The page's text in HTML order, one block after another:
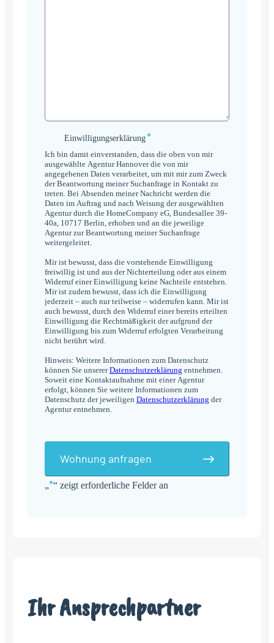
„*“ zeigt erforderliche Felder an
Einwilligungserklärung
Einwilligungserklärung*
Ich bin damit einverstanden, dass die oben von mir
ausgewählte Agentur Hannover die von mir
angegebenen Daten verarbeitet, um mit mir zum Zweck
der Beantwortung meiner Suchanfrage in Kontakt zu
treten. Bei Absenden meiner Nachricht werden die
Daten im Auftrag und nach Weisung der ausgewählten
Agentur durch die HomeCompany eG, Bundesallee 39-
40a, 10717 Berlin, erhoben und an die jeweilige
Agentur zur Beantwortung meiner Suchanfrage
weitergeleitet.
Mir ist bewusst, dass die vorstehende Einwilligung
freiwillig ist und aus der Nichterteilung oder aus einem
Widerruf einer Einwilligung keine Nachteile entstehen.
Mir ist zudem bewusst, dass ich die Einwilligung
jederzeit – auch nur teilweise – widerrufen kann. Mir ist
auch bewusst, durch den Widerruf einer bereits erteilten
Einwilligung die Rechtmäßigkeit der aufgrund der
Einwilligung bis zum Widerruf erfolgten Verarbeitung
nicht berührt wird.
Hinweis: Weitere Informationen zum Datenschutz
können Sie unsererDatenschutzerklärung entnehmen.
Soweit eine Kontaktaufnahme mit einer Agentur
erfolgt, können Sie weitere Informationen zum
Datenschutz der jeweiligen Datenschutzerklärung der
Agentur entnehmen.
Wohnung anfragen
Ihr Ansprechpartner